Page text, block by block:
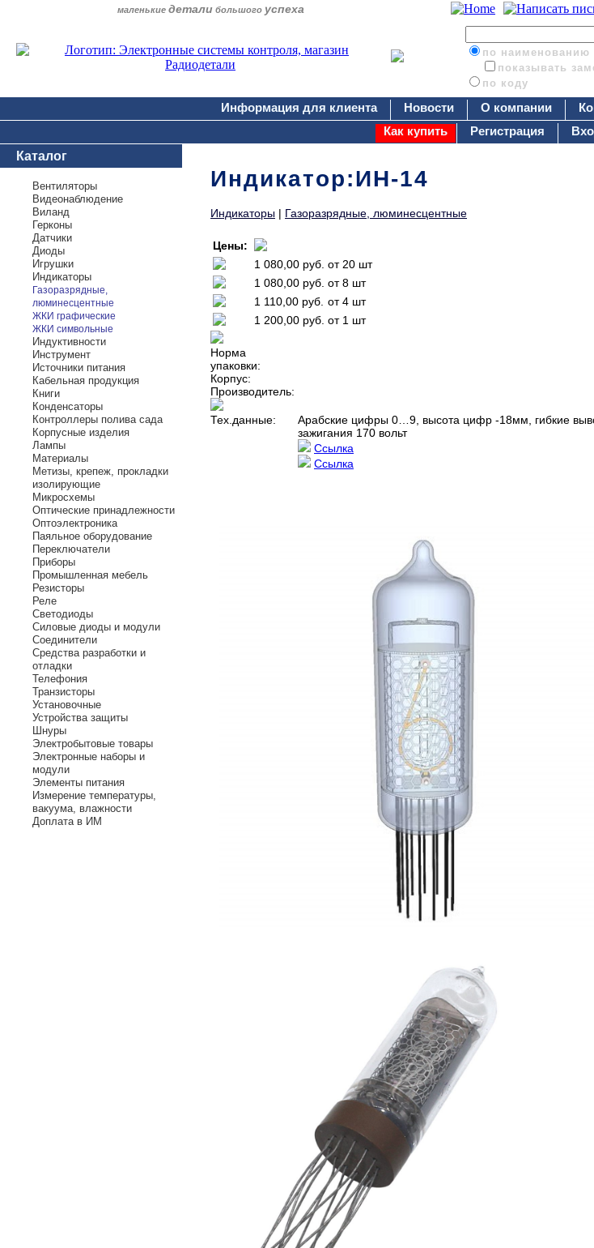
маленькие детали большого успеха
по наименованию
показывать
по коду
Информация для клиента Новости О компании
Как купить
Регистрация
Каталог
Вентиляторы
Видеонаблюдение
Виланд
Герконы
Датчики
Диоды
Игрушки
Индикаторы
Газоразрядные,
люминесцентные
ЖКИ графические
ЖКИ символьные
Индуктивности
Инструмент
Источники питания
Кабельная продукция
Книги
Конденсаторы
Контроллеры полива сада
Корпусные изделия
Лампы
Материалы
Метизы, крепеж, прокладки
изолирующие
Микросхемы
Оптические принадлежности
Оптоэлектроника
Паяльное оборудование
Переключатели
Приборы
Промышленная мебель
Резисторы
Реле
Светодиоды
Силовые диоды и модули
Соединители
Средства разработки и
отладки
Телефония
Транзисторы
Установочные
Устройства защиты
Шнуры
Электробытовые товары
Электронные наборы и
модули
Элементы питания
Измерение температуры,
вакуума, влажности
Доплата в ИМ
Индикатор:ИН-14
Индикаторы | Газоразрядные, люминесцентные
Цены:
1 080,00 руб. от 20 шт
1 080,00 руб. от 8 шт
1 110,00 руб. от 4 шт
1 200,00 руб. от 1 шт
Норма
упаковки:
Корпус:
Производитель:
Тех.данные:
Арабские цифры 0…9, высота цифр -18мм, гибкие
зажигания 170 вольт
Ссылка
Ссылка